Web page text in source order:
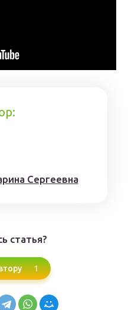
Ceргeeвнa
статья?
1